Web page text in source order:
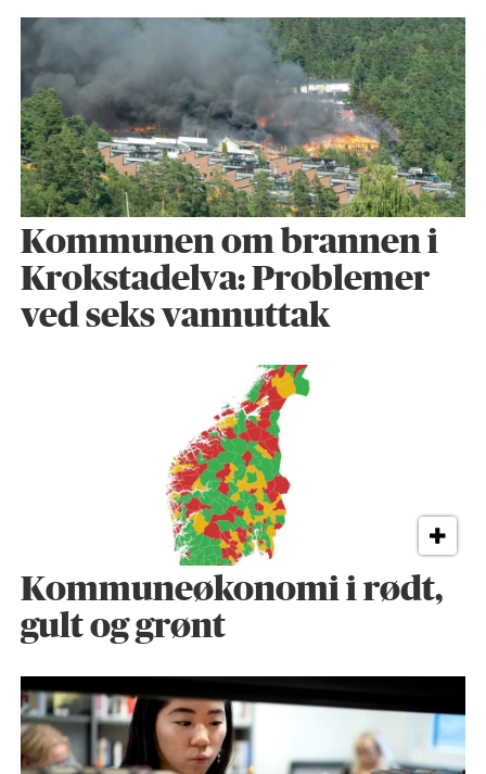
Kommunen om brannen i
Krokstadelva: Problemer
ved seks vannuttak
Kommuneøkonomi i rødt,
gult og grønt